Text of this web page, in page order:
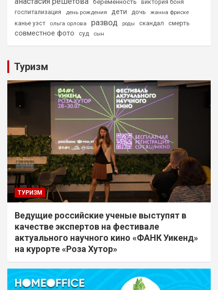
беременность
виктория боня
госпитализация
день рождения дети дочь
жанна фриске
канье уэст
ольга орлова развод роды скандал смерть
совместное фото суд сын
Туризм
ТУРИЗМ
Ведущие российские ученые выступят в
качестве экспертов на фестивале
актуального научного кино «ФАНК Уикенд»
на курорте «Роза Хутор»